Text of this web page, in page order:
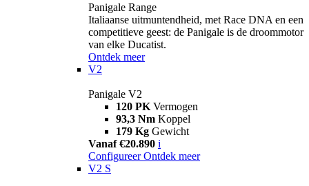
Panigale Range
Italiaanse uitmuntendheid, met Race DNA en een
competitieve geest: de Panigale is de droommotor
van elke Ducatist.
Ontdek meer
V2
Panigale V2
120 PK Vermogen
93,3 Nm Koppel
179 Kg Gewicht
Vanaf €20.890 i
Configureer Ontdek meer
V2 S